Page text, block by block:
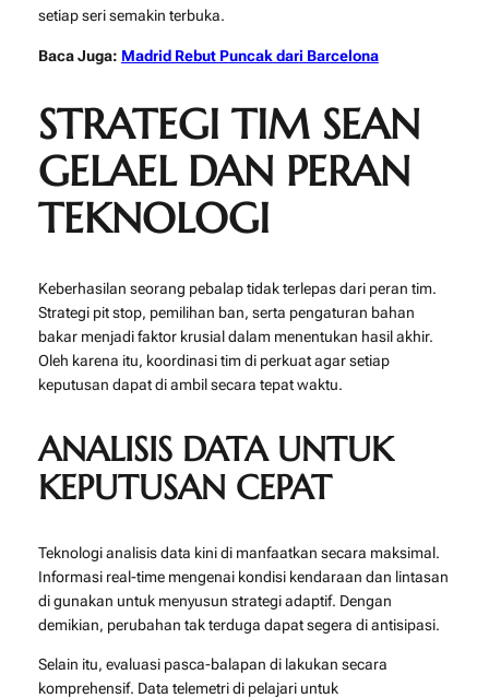
setiap seri semakin terbuka.
Baca Juga: Madrid Rebut Puncak dari Barcelona
STRATEGI TIM SEAN
GELAEL DAN PERAN
TEKNOLOGI
Keberhasilan seorang pebalap tidak terlepas dari peran tim.
Strategi pit stop, pemilihan ban, serta pengaturan bahan
bakar menjadi faktor krusial dalam menentukan hasil akhir.
Oleh karena itu, koordinasi tim di perkuat agar setiap
keputusan dapat di ambil secara tepat waktu.
ANALISIS DATA UNTUK
KEPUTUSAN CEPAT
Teknologi analisis data kini di manfaatkan secara maksimal.
Informasi real-time mengenai kondisi kendaraan dan lintasan
di gunakan untuk menyusun strategi adaptif. Dengan
demikian, perubahan tak terduga dapat segera di antisipasi.
Selain itu, evaluasi pasca-balapan di lakukan secara
komprehensif. Data telemetri di pelajari untuk